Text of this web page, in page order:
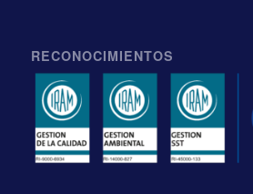
RECONOCIMIENTOS